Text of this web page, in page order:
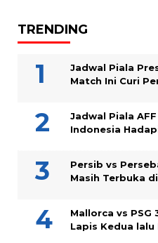
TRENDING
Jadwal Piala
Match Ini Curi
Jadwal Piala
Indonesia
Persib vs
Masih Terbuka
Mallorca vs PSG
Lapis Kedua lalu